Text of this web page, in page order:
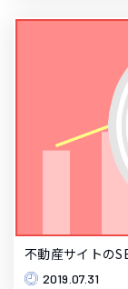
不動産サイトの
2019.07.31